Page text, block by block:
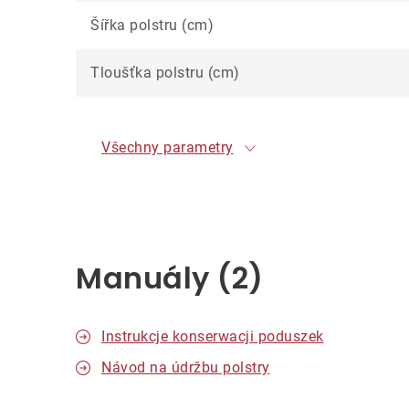
Šířka polstru (cm)
Tloušťka polstru (cm)
Všechny parametry
Manuály (2)
Instrukcje konserwacji poduszek
Návod na údržbu polstry